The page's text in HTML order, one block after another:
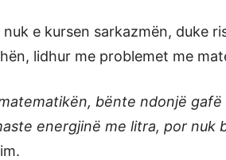
e kursen sarkazmën, duke
lidhur me problemet me
bënte ndonjë
energjinë me litra, por nuk